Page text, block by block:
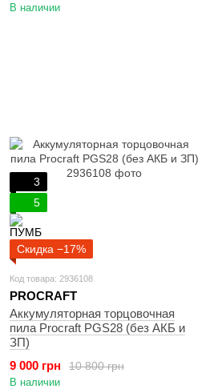
В наличии
3
5
Скидка −17%
Код товара: 2936108
PROCRAFT
Аккумуляторная торцовочная
пила Procraft PGS28 (без АКБ и
ЗП)
10 800 грн
9 000 грн
В наличии